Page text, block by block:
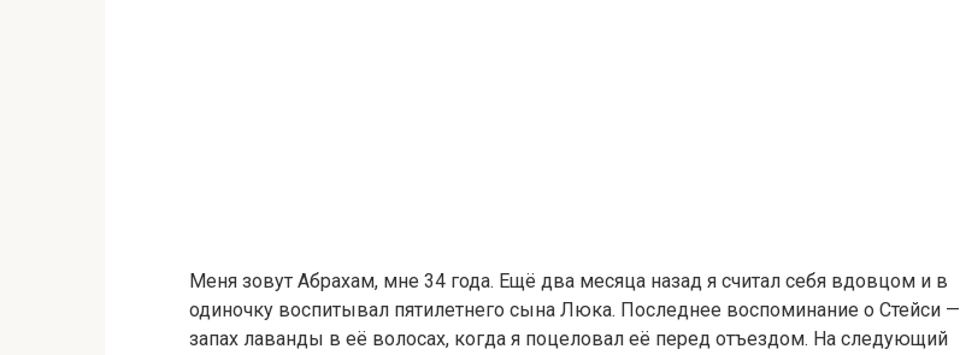
Меня зовут Абрахам, мне 34 года. Ещё два месяца назад я считал себя вдовцом и в
одиночку воспитывал пятилетнего сына Люка. Последнее воспоминание о Стейси —
запах лаванды в её волосах, когда я поцеловал её перед отъездом. На следующий